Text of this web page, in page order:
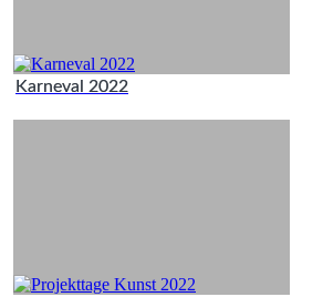
Karneval 2022